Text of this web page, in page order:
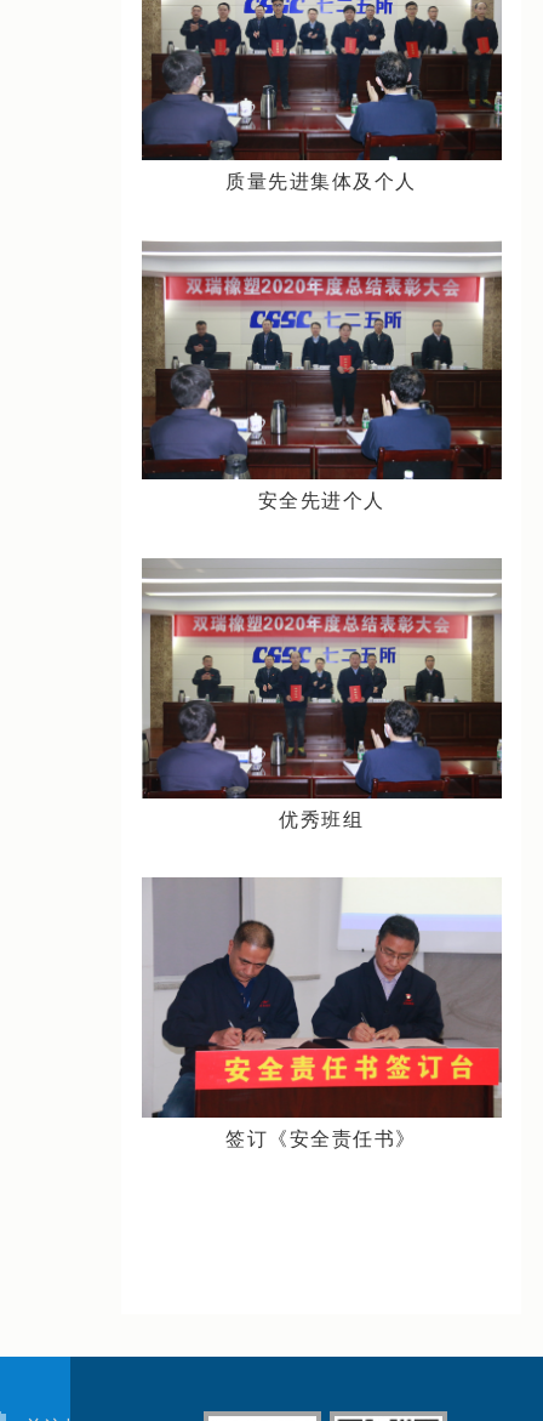
质量先进集体及个人
安全先进个人
优秀班组
签订《安全责任书》